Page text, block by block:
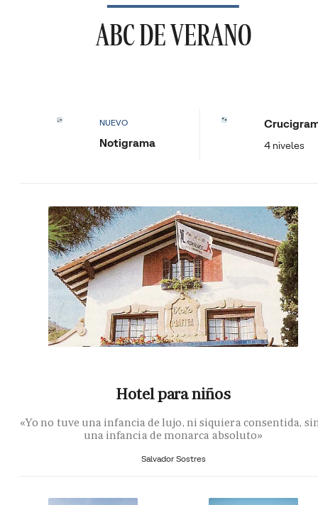
ABC DE VERANO
NUEVO
Notigrama 4 niveles
Hotel para niños
«Yo no tuve una infancia de lujo, ni siquiera consentida,
una infancia de monarca absoluto»
Salvador Sostres